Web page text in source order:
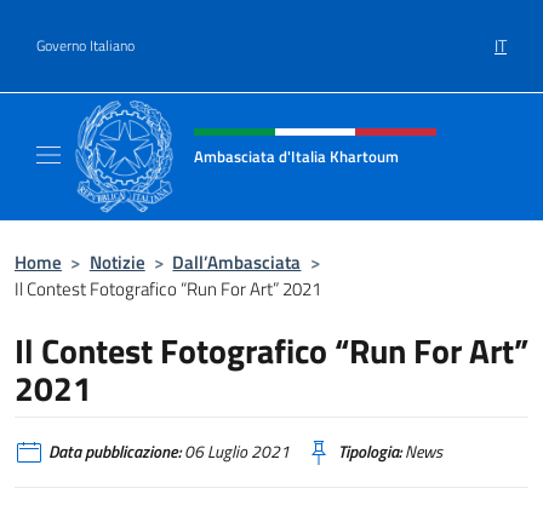
Governo Italiano IT
Intestazione sito, social e menù
Ambasciata d'Italia Khartoum
Home > Notizie > Dall’Ambasciata >
Il Contest Fotografico “Run For Art” 2021
Il Contest Fotografico “Run For Art”
2021
Data pubblicazione:06 Luglio 2021 Tipologia:News